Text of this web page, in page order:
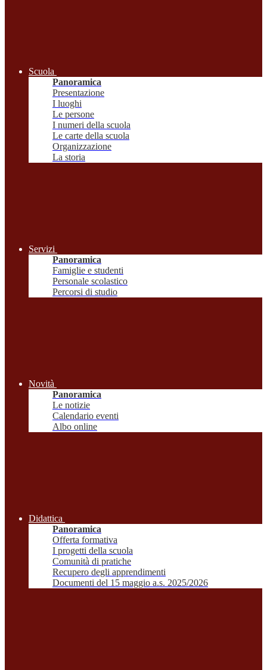
Scuola
Panoramica
Presentazione
I luoghi
Le persone
I numeri della scuola
Le carte della scuola
Organizzazione
La storia
Servizi
Panoramica
Famiglie e studenti
Personale scolastico
Percorsi di studio
Novità
Panoramica
Le notizie
Calendario eventi
Albo online
Didattica
Panoramica
Offerta formativa
I progetti della scuola
Comunità di pratiche
Recupero degli apprendimenti
Documenti del 15 maggio a.s. 2025/2026